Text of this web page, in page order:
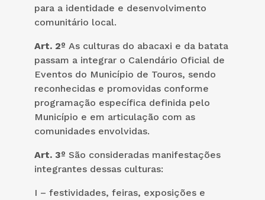
para a identidade e desenvolvimento
comunitário local.
Art. 2º As culturas do abacaxi e da batata
passam a integrar o Calendário Oficial de
Eventos do Município de Touros, sendo
reconhecidas e promovidas conforme
programação específica definida pelo
Município e em articulação com as
comunidades envolvidas.
Art. 3º São consideradas manifestações
integrantes dessas culturas:
I – festividades, feiras, exposições e